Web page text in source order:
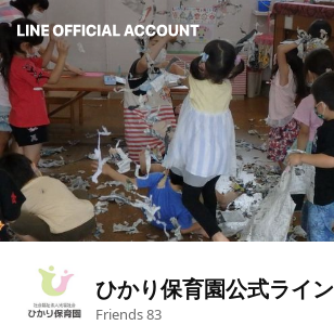
ひかり保育園公式ライン
Friends83